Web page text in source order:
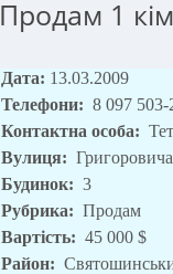
Продам 1
Дата: 13.03.2009
Телефони: 8 097 503-
Контактна особа:
Вулиця:
Будинок: 3
Рубрика: Продам
Вартість: 45 000 $
Район: